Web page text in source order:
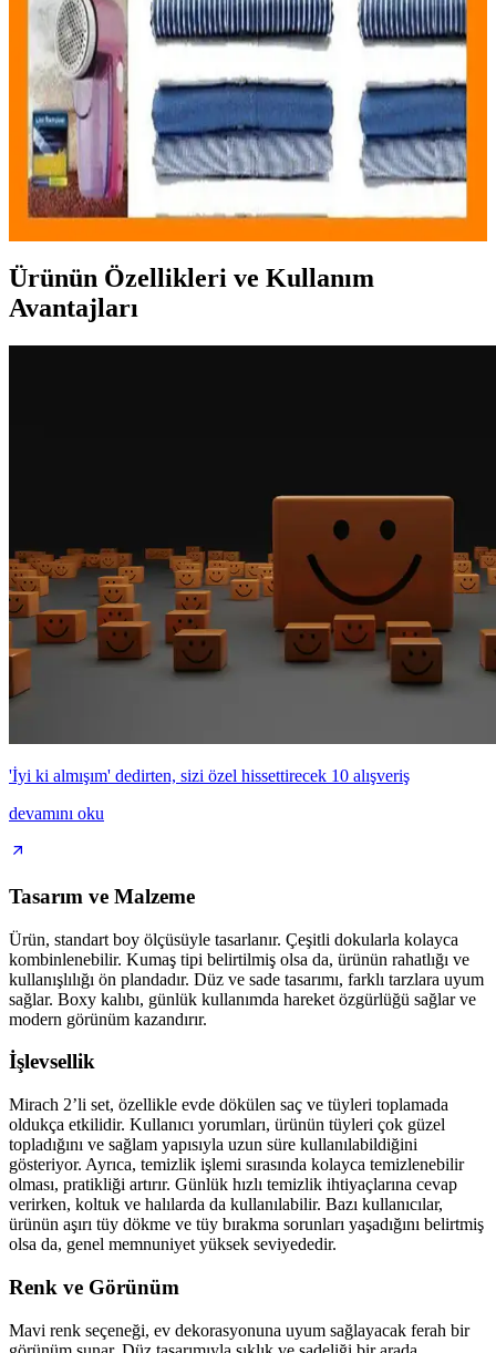
Mirach markasının çift taraflı tiftik toplayıcı ve temizleyicisi, kıyafet
ve halı bakımında etkili, kullanımı kolay ve yüksek performanslı bir
temizlik aracıdır. Ergonomik tasarımıyla pratiklik sağlar.
Bundeba Tiftik Kazak Tüy Toplama Makinesi: Ev
ve Kıyafet Temizliğinde Yenilikçi Çözüm
Yünlü ve ev tekstili ürünlerinizdeki tüyleri hızlıca temizleyen şarjlı
ve pratik tasarımlı Bundeba Tiftik Kazak Tüy Toplama Makinesi
hakkında detaylar.
Ürünün Özellikleri ve Kullanım
Avantajları
'İyi ki almışım' dedirten, sizi özel hissettirecek 10 alışveriş
devamını oku
Tasarım ve Malzeme
Ürün, standart boy ölçüsüyle tasarlanır. Çeşitli dokularla kolayca
kombinlenebilir. Kumaş tipi belirtilmiş olsa da, ürünün rahatlığı ve
kullanışlılığı ön plandadır. Düz ve sade tasarımı, farklı tarzlara uyum
sağlar. Boxy kalıbı, günlük kullanımda hareket özgürlüğü sağlar ve
modern görünüm kazandırır.
İşlevsellik
Mirach 2’li set, özellikle evde dökülen saç ve tüyleri toplamada
oldukça etkilidir. Kullanıcı yorumları, ürünün tüyleri çok güzel
topladığını ve sağlam yapısıyla uzun süre kullanılabildiğini
gösteriyor. Ayrıca, temizlik işlemi sırasında kolayca temizlenebilir
olması, pratikliği artırır. Günlük hızlı temizlik ihtiyaçlarına cevap
verirken, koltuk ve halılarda da kullanılabilir. Bazı kullanıcılar,
ürünün aşırı tüy dökme ve tüy bırakma sorunları yaşadığını belirtmiş
olsa da, genel memnuniyet yüksek seviyededir.
Renk ve Görünüm
Mavi renk seçeneği, ev dekorasyonuna uyum sağlayacak ferah bir